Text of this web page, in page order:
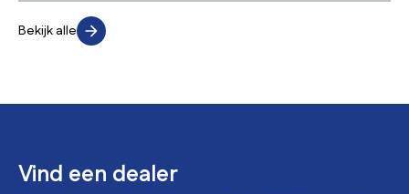
Bekijk alle
Vind een dealer